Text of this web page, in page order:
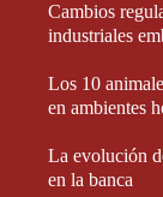
Cambios
industriales
Los 10
en ambientes
La evolución
en la banca